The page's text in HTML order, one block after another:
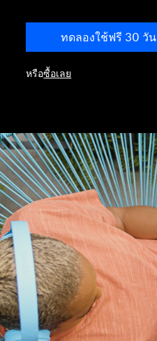
ทดลองใช้ฟรี 30 วัน
หรือซื้อเลย